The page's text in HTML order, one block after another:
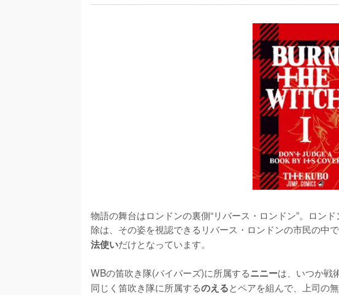
物語の舞台はロンドンの裏側“リバース・ロンドン”。ロン
除は、その姿を視認できるリバース・ロンドンの市民の中で
法使いだけとなっています。
WBの笛吹き隊(バイパーズ)に所属するニニーは、いつか戦
同じく笛吹き隊に所属するのえるとペアを組んで、上司の